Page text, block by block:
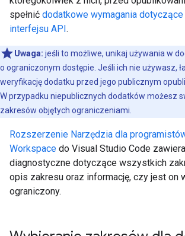
spełnić dodatkowe wymagania
interfejsu API.
Uwaga: jeśli to możliwe, unikaj używania w
o ograniczonym dostępie. Jeśli ich nie używasz,
weryfikację dodatku przed jego publicznym
W przypadku niepublicznych dodatków możesz
zakresów objętych ograniczeniami.
Rozszerzenie Narzędzia dla
Workspace do Visual Studio Code
diagnostyczne dotyczące wszystkich
opis zakresu oraz informację, czy jest on
ograniczony.